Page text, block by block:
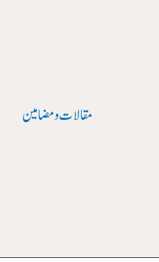
مقالات و مضامین